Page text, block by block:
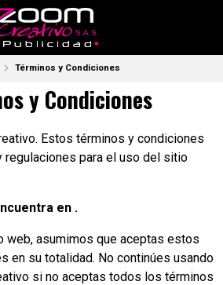
Términos y Condiciones
y Condiciones
Estos términos y condiciones
para el uso del sitio
en .
web, asumimos que aceptas estos
en su totalidad. No continúes usando
si no aceptas todos los términos